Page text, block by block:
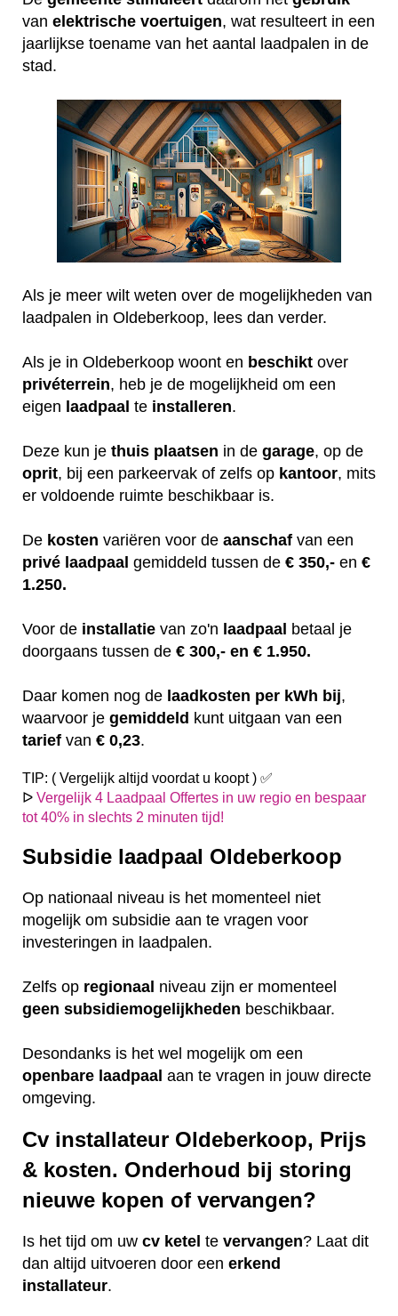
van elektrische voertuigen, wat resulteert in een
jaarlijkse toename van het aantal laadpalen in de
stad.
Als je meer wilt weten over de mogelijkheden van
laadpalen in Oldeberkoop, lees dan verder.
Als je in Oldeberkoop woont en beschikt over
privéterrein, heb je de mogelijkheid om een
eigen laadpaal te installeren.
Deze kun je thuis plaatsen in de garage, op de
oprit, bij een parkeervak of zelfs op kantoor, mits
er voldoende ruimte beschikbaar is.
De kosten variëren voor de aanschaf van een
privé laadpaal gemiddeld tussen de € 350,- en €
1.250.
Voor de installatie van zo'n laadpaal betaal je
doorgaans tussen de € 300,- en € 1.950.
Daar komen nog de laadkosten per kWh bij,
waarvoor je gemiddeld kunt uitgaan van een
tarief van € 0,23.
TIP: ( Vergelijk altijd voordat u koopt ) ✅
ᐅ Vergelijk 4 Laadpaal Offertes in uw regio en bespaar
tot 40% in slechts 2 minuten tijd!
Subsidie laadpaal Oldeberkoop
Op nationaal niveau is het momenteel niet
mogelijk om subsidie aan te vragen voor
investeringen in laadpalen.
Zelfs op regionaal niveau zijn er momenteel
geen subsidiemogelijkheden beschikbaar.
Desondanks is het wel mogelijk om een
openbare laadpaal aan te vragen in jouw directe
omgeving.
Cv installateur Oldeberkoop, Prijs
& kosten. Onderhoud bij storing
nieuwe kopen of vervangen?
Is het tijd om uw cv ketel te vervangen? Laat dit
dan altijd uitvoeren door een erkend
installateur.